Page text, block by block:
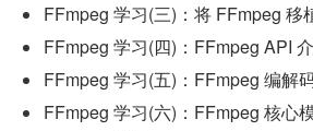
FFmpeg 学习(三)：将 FFmpeg 移
FFmpeg 学习(四)：FFmpeg API
FFmpeg 学习(五)：FFmpeg 编解
FFmpeg 学习(六)：FFmpeg 核心